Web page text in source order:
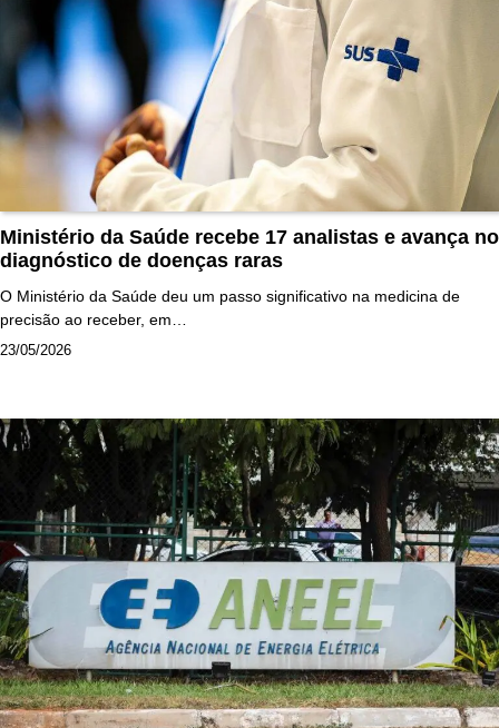
Ministério da Saúde recebe 17 analistas e avança no
diagnóstico de doenças raras
O Ministério da Saúde deu um passo significativo na medicina de
precisão ao receber, em…
23/05/2026